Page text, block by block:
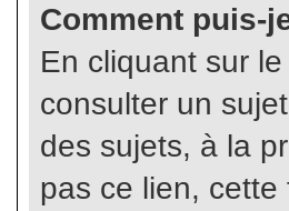
Comment puis-
En cliquant sur
consulter un
des sujets, à la
pas ce lien,